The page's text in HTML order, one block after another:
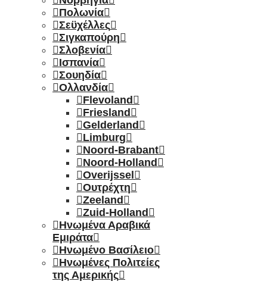
Πολωνία
Σεϋχέλλες
Σιγκαπούρη
Σλοβενία
Ισπανία
Σουηδία
Ολλανδία
Flevoland
Friesland
Gelderland
Limburg
Noord-Brabant
Noord-Holland
Overijssel
Ουτρέχτη
Zeeland
Zuid-Holland
Ηνωμένα Αραβικά
Εμιράτα
Ηνωμένο Βασίλειο
Ηνωμένες Πολιτείες
της Αμερικής